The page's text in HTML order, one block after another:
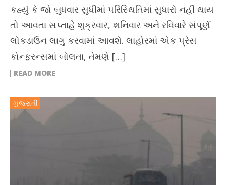
કહ્યું કે જો બુધવાર સુધીમાં પરિસ્થિતિમાં સુધારો નહીં થાય
તો આવતા સપ્તાહે શુક્રવાર, શનિવાર અને રવિવારે સંપૂર્ણ
લોકડાઉન લાગુ કરવામાં આવશે. લાહોરમાં એક પ્રેસ
કોન્ફરન્સમાં બોલતા, તેમણે […]
READ MORE
ગુજરાતી